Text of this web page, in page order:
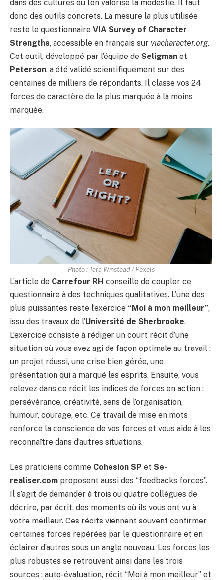
dans des cultures où l’on valorise la modestie. Il faut
donc des outils concrets. La mesure la plus utilisée
reste le questionnaire VIA Survey of Character
Strengths, accessible en français sur viacharacter.org.
Cet outil, développé par l’équipe de Seligman et
Peterson, a été validé scientifiquement sur des
centaines de milliers de répondants. Il classe vos 24
forces de caractère de la plus marquée à la moins
marquée.
Photo : Tara Winstead / Pexels
L’article de Carrefour RH conseille de coupler ce
questionnaire à des techniques qualitatives. L’une des
plus puissantes reste l’exercice “Moi à mon meilleur”,
issu des travaux de l’Université de Sherbrooke.
L’exercice consiste à rédiger un court récit d’une
situation où vous avez agi de façon optimale au travail :
un projet réussi, une crise bien gérée, une
présentation qui a marqué les esprits. Ensuite, vous
relevez dans ce récit les indices de forces en action :
persévérance, créativité, sens de l’organisation,
humour, courage, etc. Ce travail de mise en mots
renforce la conscience de vos forces et vous aide à les
reconnaître dans d’autres situations.
Les praticiens comme Cohesion SP et Se-
realiser.com proposent aussi des “feedbacks forces”.
Il s’agit de demander à trois ou quatre collègues de
décrire, par écrit, des moments où ils vous ont vu à
votre meilleur. Ces récits viennent souvent confirmer
certaines forces repérées par le questionnaire et en
éclairer d’autres sous un angle nouveau. Les forces les
plus robustes se retrouvent ainsi dans les trois
sources : auto-évaluation, récit “Moi à mon meilleur” et